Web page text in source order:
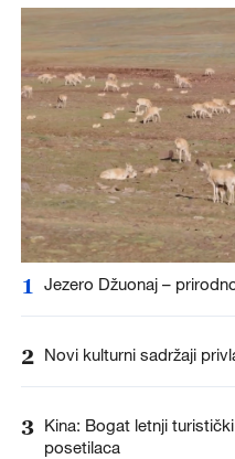
1 Jezero Džuonaj –
2 Novi kulturni sadržaji
3 Kina: Bogat letnji
posetilaca